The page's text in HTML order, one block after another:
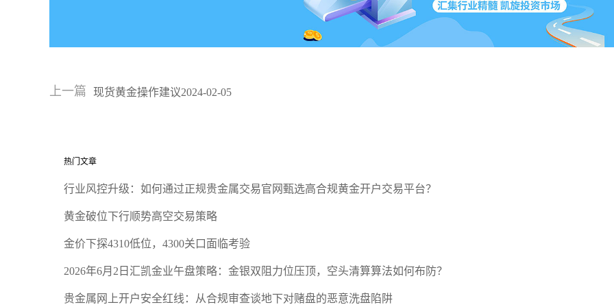
上一篇 现货黄金操作建议2024-02-05
热门文章
行业风控升级：如何通过正规贵金属交易官网甄选高合规黄金开户交易平台？
黄金破位下行顺势高空交易策略
金价下探4310低位，4300关口面临考验
2026年6月2日汇凯金业午盘策略：金银双阻力位压顶，空头清算算法如何布防？
贵金属网上开户安全红线：从合规审查谈地下对赌盘的恶意洗盘陷阱